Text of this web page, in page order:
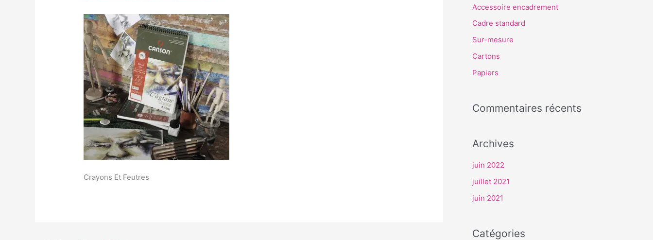
Crayons Et Feutres
e
r
r
:
Accessoire encadrement
Cadre standard
Sur-mesure
Cartons
Papiers
Commentaires récents
Archives
juin 2022
juillet 2021
juin 2021
Catégories